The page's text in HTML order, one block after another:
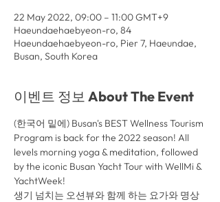
22 May 2022, 09:00 – 11:00 GMT+9
Haeundaehaebyeon-ro, 84
Haeundaehaebyeon-ro, Pier 7, Haeundae,
Busan, South Korea
이벤트 정보 About The Event
(한국어 밑에) Busan's BEST Wellness Tourism
Program is back for the 2022 season! All
levels morning yoga & meditation, followed
by the iconic Busan Yacht Tour with WellMi &
YachtWeek!
생기 넘치는 오션뷰와 함께 하는 요가와 명상